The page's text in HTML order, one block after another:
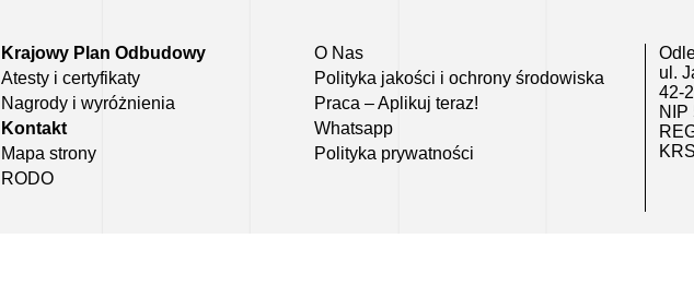
Krajowy Plan Odbudowy
O Nas
Atesty i certyfikaty
Polityka jakości i ochrony środowiska
Nagrody i wyróżnienia
Praca – Aplikuj teraz!
Kontakt
Whatsapp
Mapa strony
Polityka prywatności
RODO
ul.
42-
NIP